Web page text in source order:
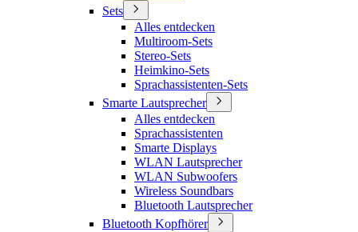
Sets
Alles entdecken
Multiroom-Sets
Stereo-Sets
Heimkino-Sets
Sprachassistenten-Sets
Smarte Lautsprecher
Alles entdecken
Sprachassistenten
Smarte Displays
WLAN Lautsprecher
WLAN Subwoofers
Wireless Soundbars
Bluetooth Lautsprecher
Bluetooth Kopfhörer